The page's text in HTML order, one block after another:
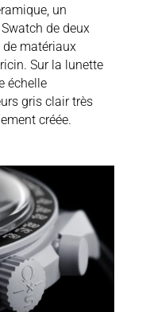
un
de deux
de matériaux
Sur la lunette
échelle
gris clair très
créée.